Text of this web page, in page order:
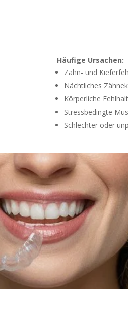
Häufige Ursachen:
Zahn- und
Nächtliches
Körperliche
Stressbedingte
Schlechter oder